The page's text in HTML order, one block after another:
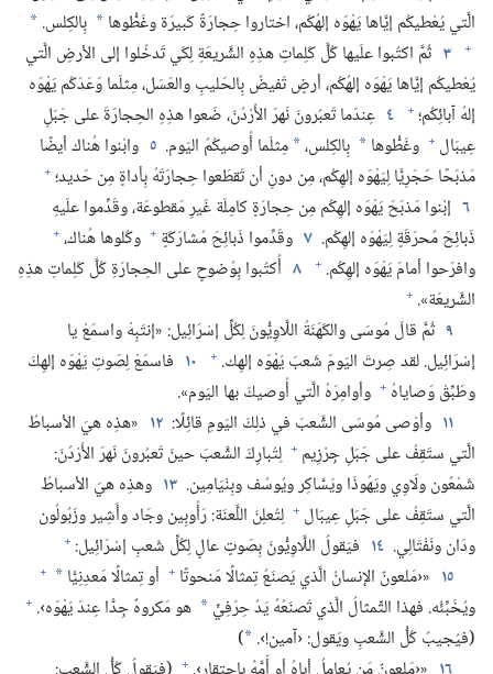
الَّتي يُعْطيكُم إيَّاها يَهْوَه إلهُكُم،‏ اختاروا حِجارَةً كَبيرَة وغَطُّوها * بِالكِلس.‏ *
+ ٣ ثُمَّ اكتُبوا علَيها كُلَّ كَلِماتِ هذِهِ الشَّريعَةِ لِكَي تَدخُلوا إلى الأرضِ الَّتي
يُعْطيكُم إيَّاها يَهْوَه إلهُكُم،‏ أرضٍ تَفيضُ بِالحَليبِ والعَسَل،‏ مِثلَما وَعَدَكُم يَهْوَه
إلهُ آبائِكُم؛‏ + ٤ عِندَما تَعبُرونَ نَهرَ الأُرْدُنّ،‏ ضَعوا هذِهِ الحِجارَةَ على جَبَلِ
عِيبَال + وغَطُّوها * بِالكِلس،‏* مِثلَما أُوصيكُمُ اليَوم.‏ ٥ وابْنوا هُناك أيضًا
مَذبَحًا حَجَرِيًّا لِيَهْوَه إلهِكُم،‏ مِن دونِ أن تَقطَعوا حِجارَتَهُ بِأداةٍ مِن حَديد؛‏ +
٦ إبْنوا مَذبَحَ يَهْوَه إلهِكُم مِن حِجارَةٍ كامِلَة غَيرِ مَقطوعَة،‏ وقَدِّموا علَيهِ
ذَبائِحَ مُحرَقَةٍ لِيَهْوَه إلهِكُم.‏ ٧ وقَدِّموا ذَبائِحَ مُشارَكَةٍ + وكُلوها هُناك،‏ +
وافرَحوا أمامَ يَهْوَه إلهِكُم.‏ + ٨ أُكتُبوا بِوُضوحٍ على الحِجارَةِ كُلَّ كَلِماتِ هذِهِ
الشَّريعَة».‏ +
٩ ثُمَّ قالَ مُوسَى والكَهَنَةُ اللَّاوِيُّونَ لِكُلِّ إسْرَائِيل:‏ «إنتَبِهْ واسمَعْ يا
إسْرَائِيل.‏ لقد صِرتَ اليَومَ شَعبَ يَهْوَه إلهِك.‏ + ١٠ فاسمَعْ لِصَوتِ يَهْوَه إلهِكَ
وطَبِّقْ وَصاياهُ + وأوامِرَهُ الَّتي أُوصيكَ بها اليَوم».‏
١١ وأوْصى مُوسَى الشَّعبَ في ذلِكَ اليَومِ قائِلًا:‏ ١٢ «هذِه هيَ الأسباطُ
الَّتي ستَقِفُ على جَبَلِ جِرْزِيم + لِتُبارِكَ الشَّعبَ حينَ تَعبُرونَ نَهرَ الأُرْدُنّ:‏
شَمْعُون ولَاوِي ويَهُوذَا ويَسَّاكِر ويُوسُف وبِنْيَامِين.‏ ١٣ وهذِه هيَ الأسباطُ
الَّتي ستَقِفُ على جَبَلِ عِيبَال + لِتُعلِنَ اللَّعنَة:‏ رَأُوبِين وجَاد وأَشِير وزَبُولُون
ودَان ونَفْتَالِي.‏ ١٤ فيَقولُ اللَّاوِيُّونَ بِصَوتٍ عالٍ لِكُلِّ شَعبِ إسْرَائِيل:‏ +
١٥ «‹مَلعونٌ الإنسانُ الَّذي يَصنَعُ تِمثالًا مَنحوتًا + أو تِمثالًا مَعدِنِيًّا *
+
ويُخَبِّئُه.‏ فهذا التِّمثالُ الَّذي تَصنَعُهُ يَدُ حِرَفِيٍّ * هو مَكروهٌ جِدًّا عِندَ يَهْوَه›.‏ +
(‏فيُجيبُ كُلُّ الشَّعبِ ويَقول:‏ ‹آمين!‏›.‏ *
)‏
+